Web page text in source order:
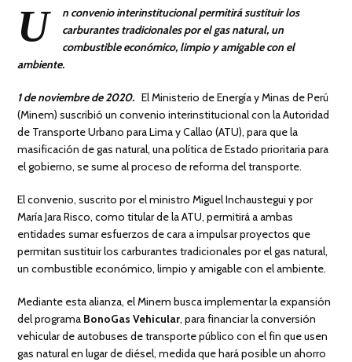
U
n convenio interinstitucional permitirá sustituir los
carburantes tradicionales por el gas natural, un
combustible económico, limpio y amigable con el
ambiente.
1 de noviembre de 2020. El Ministerio de Energía y Minas de Perú
(Minem) suscribió un convenio interinstitucional con la Autoridad
de Transporte Urbano para Lima y Callao (ATU), para que la
masificación de gas natural, una política de Estado prioritaria para
el gobierno, se sume al proceso de reforma del transporte.
El convenio, suscrito por el ministro Miguel Inchaustegui y por
María Jara Risco, como titular de la ATU, permitirá a ambas
entidades sumar esfuerzos de cara a impulsar proyectos que
permitan sustituir los carburantes tradicionales por el gas natural,
un combustible económico, limpio y amigable con el ambiente.
Mediante esta alianza, el Minem busca implementar la expansión
del programa BonoGas Vehicular, para financiar la conversión
vehicular de autobuses de transporte público con el fin que usen
gas natural en lugar de diésel, medida que hará posible un ahorro